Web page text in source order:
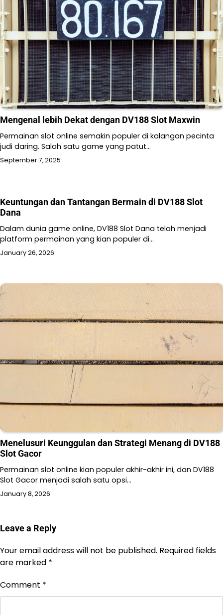
Mengenal lebih Dekat dengan DV188 Slot Maxwin
Permainan slot online semakin populer di kalangan pecinta
judi daring. Salah satu game yang patut…
September 7, 2025
Keuntungan dan Tantangan Bermain di DV188 Slot
Dana
Dalam dunia game online, DV188 Slot Dana telah menjadi
platform permainan yang kian populer di…
January 26, 2026
Menelusuri Keunggulan dan Strategi Menang di DV188
Slot Gacor
Permainan slot online kian populer akhir-akhir ini, dan DV188
Slot Gacor menjadi salah satu opsi…
January 8, 2026
Leave a Reply
Your email address will not be published. Required fields
are marked *
Comment *